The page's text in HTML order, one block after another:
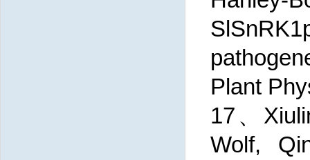
Plant
17、
Wolf,